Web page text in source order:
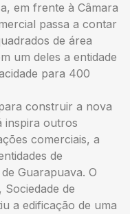
em frente à Câmara
passa a contar
de área
um deles a entidade
para 400
construir a nova
inspira outros
comerciais, a
de
Guarapuava. O
Sociedade de
a edificação de uma